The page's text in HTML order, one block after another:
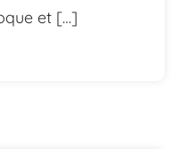
et […]